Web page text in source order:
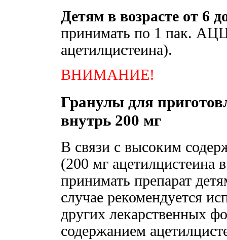
Детям в возрасте от 6
принимать по 1 пак.
ацетилцистеина).
ВНИМАНИЕ!
Гранулы для
внутрь 200 мг
В связи с высоким
(200 мг ацетилцистеина
принимать препарат
случае рекомендуется
других лекарственных
содержанием